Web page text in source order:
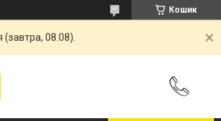
Кошик
08.08).